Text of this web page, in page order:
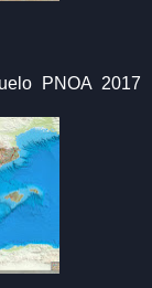
PNOA 2017